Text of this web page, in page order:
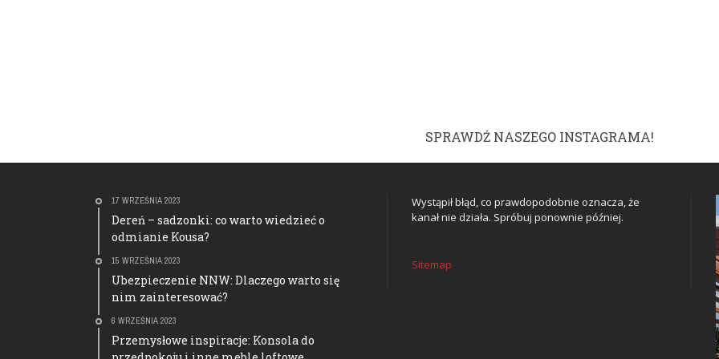
SPRAWDŹ NASZEGO INSTAGRAMA!
17 WRZEŚNIA 2023
Dereń – sadzonki: co warto wiedzieć o
odmianie Kousa?
15 WRZEŚNIA 2023
Ubezpieczenie NNW: Dlaczego warto się
nim zainteresować?
6 WRZEŚNIA 2023
Przemysłowe inspiracje: Konsola do
Wystąpił błąd, co prawdopodobnie oznacza, że
kanał nie działa. Spróbuj ponownie później.
Sitemap